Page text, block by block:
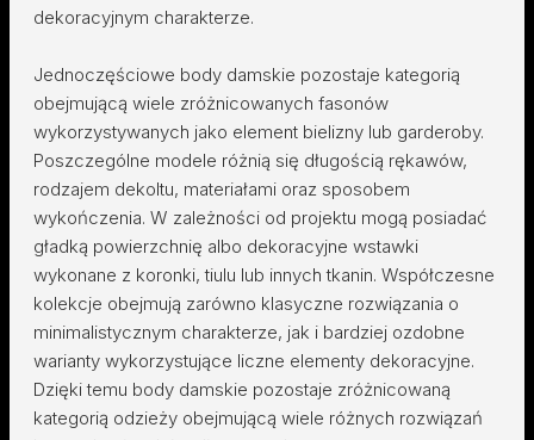
dekoracyjnym charakterze.
Jednoczęściowe body damskie pozostaje kategorią
obejmującą wiele zróżnicowanych fasonów
wykorzystywanych jako element bielizny lub garderoby.
Poszczególne modele różnią się długością rękawów,
rodzajem dekoltu, materiałami oraz sposobem
wykończenia. W zależności od projektu mogą posiadać
gładką powierzchnię albo dekoracyjne wstawki
wykonane z koronki, tiulu lub innych tkanin. Współczesne
kolekcje obejmują zarówno klasyczne rozwiązania o
minimalistycznym charakterze, jak i bardziej ozdobne
warianty wykorzystujące liczne elementy dekoracyjne.
Dzięki temu body damskie pozostaje zróżnicowaną
kategorią odzieży obejmującą wiele różnych rozwiązań